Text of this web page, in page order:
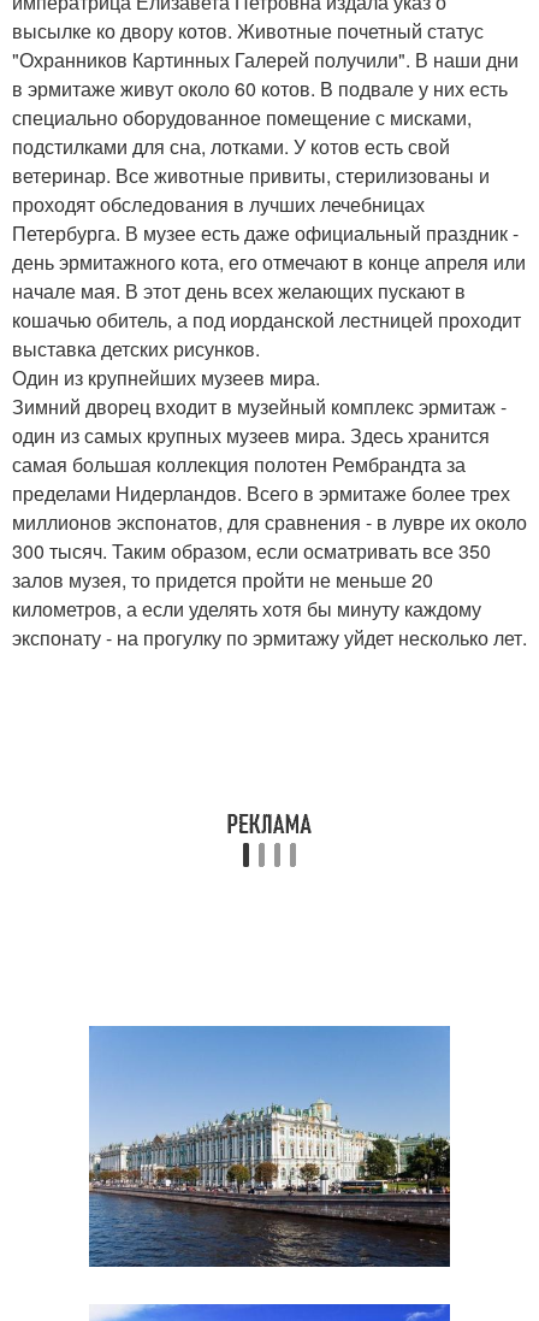
высылке ко двору котов. Животные почетный статус
"Охранников Картинных Галерей получили". В наши дни
в эрмитаже живут около 60 котов. В подвале у них есть
специально оборудованное помещение с мисками,
подстилками для сна, лотками. У котов есть свой
ветеринар. Все животные привиты, стерилизованы и
проходят обследования в лучших лечебницах
Петербурга. В музее есть даже официальный праздник -
день эрмитажного кота, его отмечают в конце апреля или
начале мая. В этот день всех желающих пускают в
кошачью обитель, а под иорданской лестницей проходит
выставка детских рисунков.
Один из крупнейших музеев мира.
Зимний дворец входит в музейный комплекс эрмитаж -
один из самых крупных музеев мира. Здесь хранится
самая большая коллекция полотен Рембрандта за
пределами Нидерландов. Всего в эрмитаже более трех
миллионов экспонатов, для сравнения - в лувре их около
300 тысяч. Таким образом, если осматривать все 350
залов музея, то придется пройти не меньше 20
километров, а если уделять хотя бы минуту каждому
экспонату - на прогулку по эрмитажу уйдет несколько лет.